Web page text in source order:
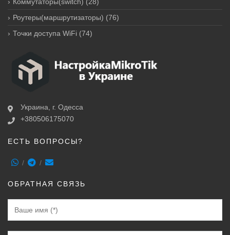
Коммутаторы(switch) (28)
Роутеры(маршрутизаторы) (76)
Точки доступа WiFi (74)
Украина, г. Одесса
+380506175070
ЕСТЬ ВОПРОСЫ?
ОБРАТНАЯ СВЯЗЬ